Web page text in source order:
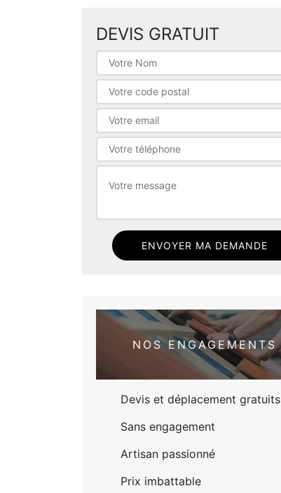
DEVIS GRATUIT
NOS ENGAGEMENTS
Devis et déplacement gratuits
Sans engagement
Artisan passionné
Prix imbattable